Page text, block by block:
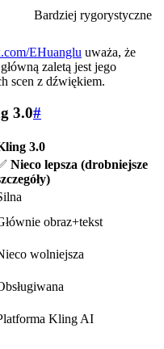
Bardziej rygorystyczne
EHuanglu uważa, że
zaletą jest jego
scen z dźwiękiem.
3.0#
3.0
Nieco lepsza (drobniejsze
obraz+tekst
wolniejsza
Kling AI